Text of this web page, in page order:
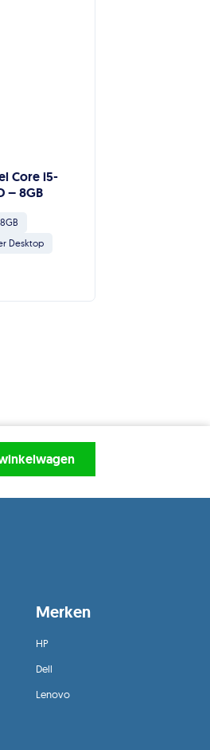
Core i5-
– 8GB
8GB
Desktop
Merken
HP
Dell
Lenovo